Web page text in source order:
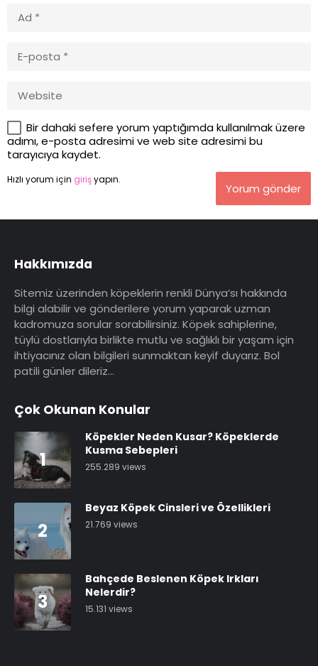
Bir dahaki sefere yorum yaptığımda kullanılmak üzere
adımı, e-posta adresimi ve web site adresimi bu
tarayıcıya kaydet.
Hızlı yorum için girişyapın.
Yorum gönder
Hakkımızda
Sitemiz üzerinden köpeklerin renkli Dünya’sı hakkında
bilgi alabilir ve gönderilere yorum yaparak uzman
kadromuza sorular sorabilirsiniz. Köpek sahiplerine,
tüylü dostlarıyla birlikte mutlu ve sağlıklı bir yaşam için
ihtiyacınız olan bilgileri sunmaktan keyif duyarız. Bol
patili günler dileriz…
Çok Okunan Konular
1
Köpekler Neden Kusar? Köpeklerde
Kusma Sebepleri
255.289 views
2
Beyaz Köpek Cinsleri ve Özellikleri
21.769 views
3
Bahçede Beslenen Köpek Irkları
Nelerdir?
15.131 views